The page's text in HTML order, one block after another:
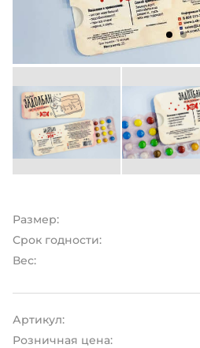
Размер:
Срок годности:
Вес:
Артикул:
Розничная цена: